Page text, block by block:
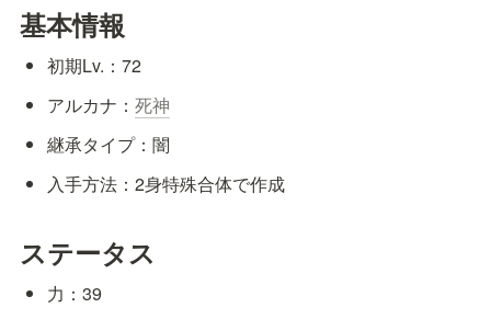
基本情報
初期Lv.：72
アルカナ：死神
継承タイプ：闇
入手方法：2身特殊合体で作成
ステータス
力：39